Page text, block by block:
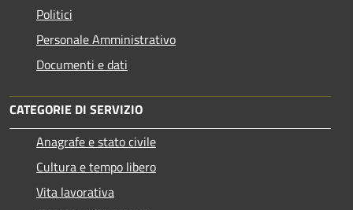
Politici
Personale Amministrativo
Documenti e dati
CATEGORIE DI SERVIZIO
Anagrafe e stato civile
Cultura e tempo libero
Vita lavorativa